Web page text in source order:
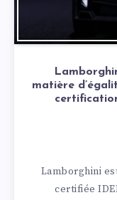
matière
Lamborghini
certifiée